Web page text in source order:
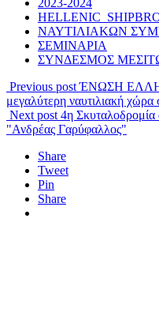
HELLENIC
ΝΑΥΤΙΛΙΑΚΩΝ
ΣΕΜΙΝΑΡΙΑ
ΣΥΝΔΕΣΜΟΣ
Previous post ΈΝΩΣΗ
μεγαλύτερη ναυτιλιακή
Next post 4η
"Ανδρέας Γαρύφαλλος"
Share
Tweet
Pin
Share